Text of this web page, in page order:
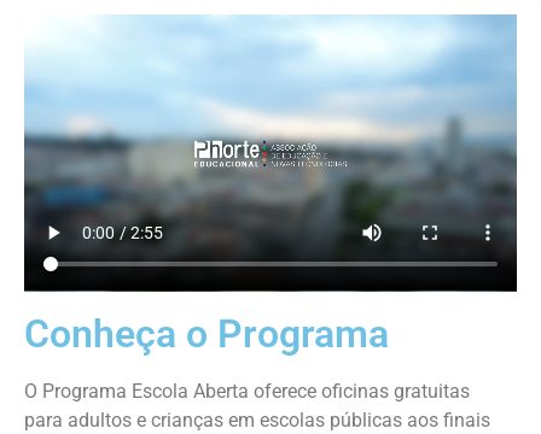
Conheça o Programa
O Programa Escola Aberta oferece oficinas gratuitas
para adultos e crianças em escolas públicas aos finais